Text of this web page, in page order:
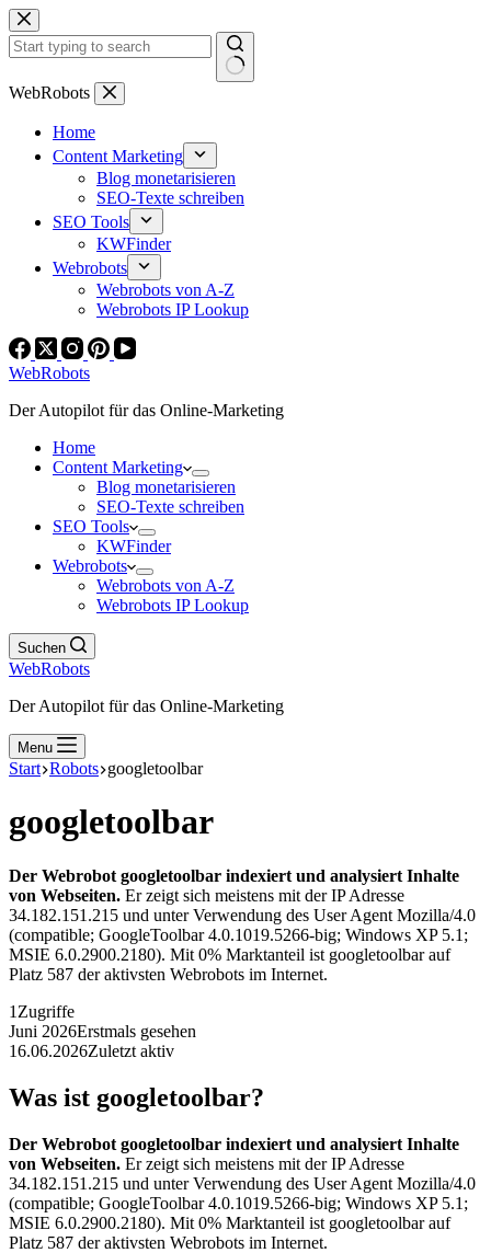
Zum
Inhalt
springen
Keine
WebRobots
Home
Content Marketing
Blog monetarisieren
SEO-Texte schreiben
SEO Tools
KWFinder
Webrobots
Webrobots von A-Z
Webrobots IP Lookup
WebRobots
Der Autopilot für das Online-Marketing
Home
Content Marketing
Blog monetarisieren
SEO-Texte schreiben
SEO Tools
KWFinder
Webrobots
Webrobots von A-Z
Webrobots IP Lookup
Suchen
WebRobots
Der Autopilot für das Online-Marketing
Menu
Start Robots googletoolbar
googletoolbar
Der Webrobot googletoolbar indexiert und analysiert Inhalte
von Webseiten. Er zeigt sich meistens mit der IP Adresse
34.182.151.215 und unter Verwendung des User Agent Mozilla/4.0
(compatible; GoogleToolbar 4.0.1019.5266-big; Windows XP 5.1;
MSIE 6.0.2900.2180). Mit 0% Marktanteil ist googletoolbar auf
Platz 587 der aktivsten Webrobots im Internet.
1 Zugriffe
Juni 2026Erstmals gesehen
16.06.2026Zuletzt aktiv
Was ist googletoolbar?
Der Webrobot googletoolbar indexiert und analysiert Inhalte
von Webseiten. Er zeigt sich meistens mit der IP Adresse
34.182.151.215 und unter Verwendung des User Agent Mozilla/4.0
(compatible; GoogleToolbar 4.0.1019.5266-big; Windows XP 5.1;
MSIE 6.0.2900.2180). Mit 0% Marktanteil ist googletoolbar auf
Platz 587 der aktivsten Webrobots im Internet.